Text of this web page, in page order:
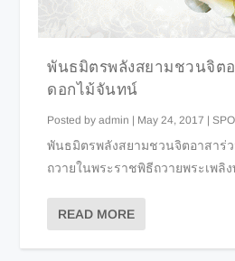
พันธมิตรพลังสยามชวนจิต
ดอกไม้จันทน์
Posted byadmin | May 24, 2017 |
พันธมิตรพลังสยามชวนจิตอาสาร่
ถวายในพระราชพิธีถวายพระเพลิ
READ MORE